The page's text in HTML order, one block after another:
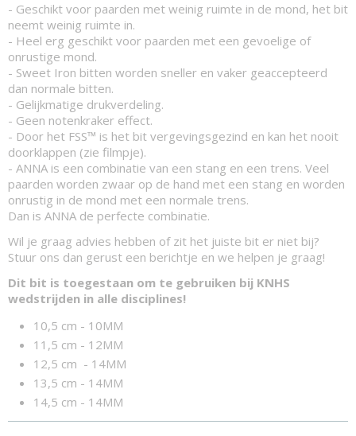
- Geschikt voor paarden met weinig ruimte in de mond, het bit
neemt weinig ruimte in.
- Heel erg geschikt voor paarden met een gevoelige of
onrustige mond.
- Sweet Iron bitten worden sneller en vaker geaccepteerd
dan normale bitten.
- Gelijkmatige drukverdeling.
- Geen notenkraker effect.
- Door het FSS™ is het bit vergevingsgezind en kan het nooit
doorklappen (zie filmpje).
- ANNA is een combinatie van een stang en een trens. Veel
paarden worden zwaar op de hand met een stang en worden
onrustig in de mond met een normale trens.
Dan is ANNA de perfecte combinatie.
Wil je graag advies hebben of zit het juiste bit er niet bij?
Stuur ons dan gerust een berichtje en we helpen je graag!
Dit bit is toegestaan om te gebruiken bij KNHS
wedstrijden in alle disciplines!
10,5 cm - 10MM
11,5 cm - 12MM
12,5 cm - 14MM
13,5 cm - 14MM
14,5 cm - 14MM